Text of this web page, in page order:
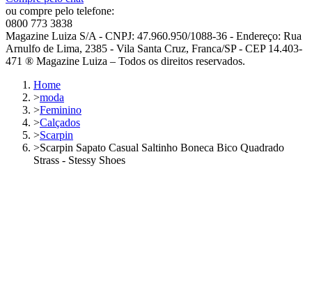
ou compre pelo telefone:
0800 773 3838
Magazine Luiza S/A - CNPJ: 47.960.950/1088-36 - Endereço: Rua
Arnulfo de Lima, 2385 - Vila Santa Cruz, Franca/SP - CEP 14.403-
471 ® Magazine Luiza – Todos os direitos reservados.
Home
>moda
>Feminino
>Calçados
>Scarpin
>Scarpin Sapato Casual Saltinho Boneca Bico Quadrado
Strass - Stessy Shoes